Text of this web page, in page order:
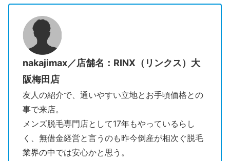
nakajimax／店舗名：RINX（リンクス）大
阪梅田店
友人の紹介で、通いやすい立地とお手頃価格との
事で来店。
メンズ脱毛専門店として17年もやっているらし
く、無借金経営と言うのも昨今倒産が相次ぐ脱毛
業界の中では安心かと思う。